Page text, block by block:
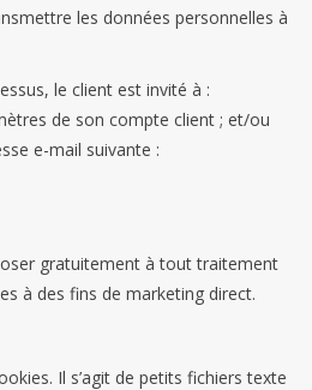
les données personnelles à
le client est invité à :
de son compte client ; et/ou
e-mail suivante :
gratuitement à tout traitement
à des fins de marketing direct.
Il s’agit de petits fichiers texte